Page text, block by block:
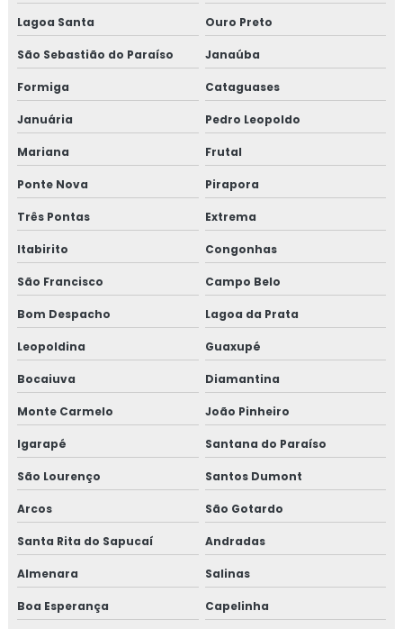
Lagoa Santa Ouro Preto
São Sebastião do Paraíso Janaúba
Formiga Cataguases
Januária Pedro Leopoldo
Mariana Frutal
Ponte Nova Pirapora
Três Pontas Extrema
Itabirito Congonhas
São Francisco Campo Belo
Bom Despacho Lagoa da Prata
Leopoldina Guaxupé
Bocaiuva Diamantina
Monte Carmelo João Pinheiro
Igarapé Santana do Paraíso
São Lourenço Santos Dumont
Arcos São Gotardo
Santa Rita do Sapucaí Andradas
Almenara Salinas
Boa Esperança Capelinha